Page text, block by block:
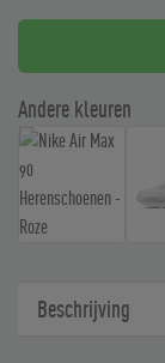
Andere kleuren
Beschrijving